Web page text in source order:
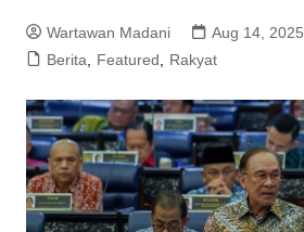
Wartawan Madani
Aug 14, 2025
Berita, Featured, Rakyat